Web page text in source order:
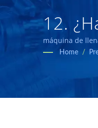
12.
máquina de
Home /